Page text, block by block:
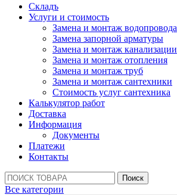
Складъ
Услуги и стоимость
Замена и монтаж водопровода
Замена запорной арматуры
Замена и монтаж канализации
Замена и монтаж отопления
Замена и монтаж труб
Замена и монтаж сантехники
Стоимость услуг сантехника
Калькулятор работ
Доставка
Информация
Документы
Платежи
Контакты
Поиск:
Поиск
Все категории